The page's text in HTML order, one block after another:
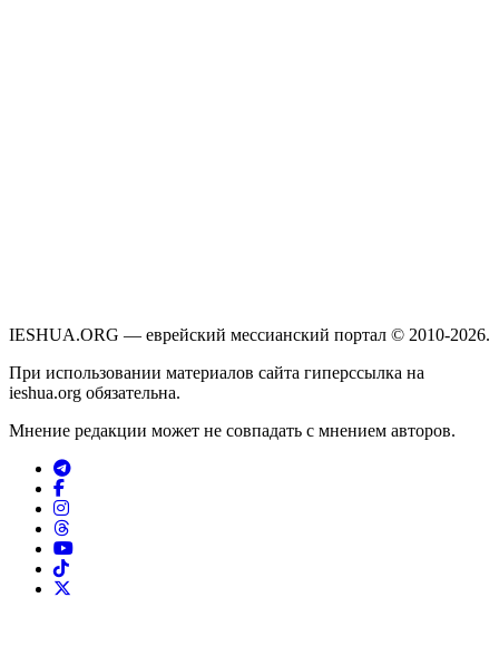
IESHUA.ORG — еврейский мессианский портал © 2010-2026.
При использовании материалов сайта гиперссылка на
ieshua.org обязательна.
Мнение редакции может не совпадать с мнением авторов.